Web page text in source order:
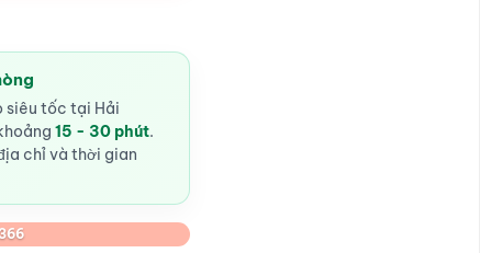
siêu tốc tại Hải
15 - 30 phút.
chỉ và thời gian